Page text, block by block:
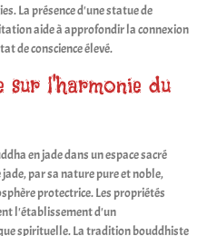
La présence d'une statue de
aide à approfondir la connexion
de conscience élevé.
sur l'harmonie du
en jade dans un espace sacré
par sa nature pure et noble,
protectrice. Les propriétés
l'établissement d'un
spirituelle. La tradition bouddhiste